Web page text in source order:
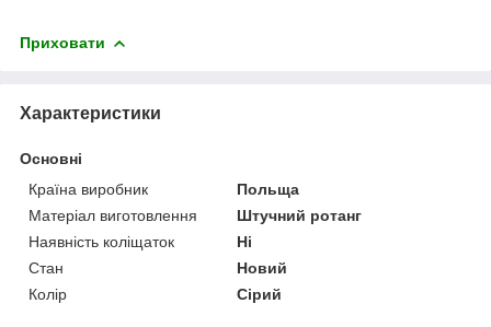
Приховати
Характеристики
Основні
Країна виробник
Польща
Матеріал виготовлення
Штучний ротанг
Наявність коліщаток
Ні
Стан
Новий
Колір
Сірий